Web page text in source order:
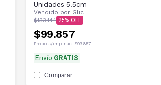
Unidades 5.5cm
Vendido por Glic
$133.144 25
$99.857
Precio s/imp. nac. $99.857
Envío GRATIS
Comparar